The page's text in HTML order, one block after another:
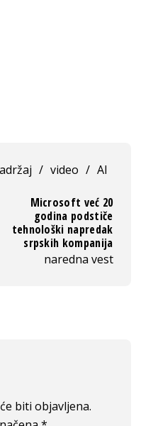
/ video / AI
Microsoft već 20
godina podstiče
tehnološki napredak
srpskih kompanija
naredna vest
biti objavljena.